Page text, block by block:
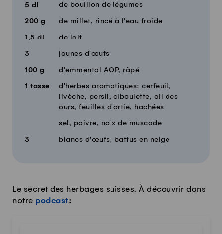
5 dl de bouillon de légumes
200 g de millet, rincé à l'eau froide
1,5 dl de lait
3 jaunes d'œufs
100 g d'emmental AOP, râpé
1 tasse
d'herbes aromatiques: cerfeuil,
livèche, persil, ciboulette, ail des
ours, feuilles d'ortie, hachées
sel, poivre, noix de muscade
3 blancs d'œufs, battus en neige
Le secret des herbages suisses. À découvrir dans
notre podcast: